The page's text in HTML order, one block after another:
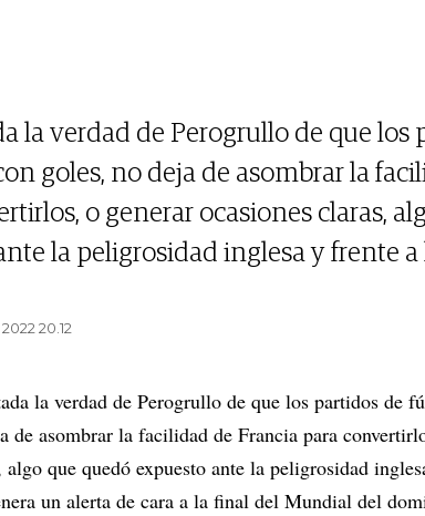
la verdad de Perogrullo de que los
goles, no deja de asombrar la
o generar ocasiones claras,
la peligrosidad inglesa y frente
20.12
la verdad de Perogrullo de que los partidos de
de asombrar la facilidad de Francia para
algo que quedó expuesto ante la peligrosidad
un alerta de cara a la final del Mundial del